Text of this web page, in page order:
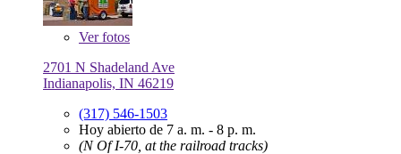
Verfotos
2701 N Shadeland Ave
Indianapolis, IN 46219
(317) 546-1503
Hoy abierto de 7 a. m. - 8 p. m.
(N Of I-70, at the railroad tracks)